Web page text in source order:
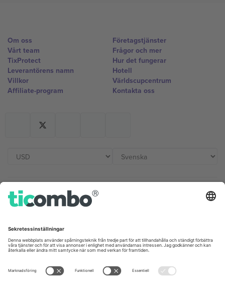
Om oss
Vårt team
TixProtect
Leverantörens namn
Villkor
Affiliate-program
Företagstjänster
Frågor och mer
Hur det fungerar
Hotell
Världscupcentrum
Kontakta oss
Kontor och support
Unter den Linden 24, 10117
Berlin, Germany
London, EC1V 1AW, United
Kingdom
United States
Switzerland